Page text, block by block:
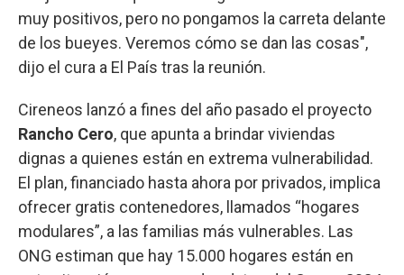
muy positivos, pero no pongamos la carreta delante
de los bueyes. Veremos cómo se dan las cosas",
dijo el cura a El País tras la reunión.
Cireneos lanzó a fines del año pasado el proyecto
Rancho Cero, que apunta a brindar viviendas
dignas a quienes están en extrema vulnerabilidad.
El plan, financiado hasta ahora por privados, implica
ofrecer gratis contenedores, llamados “hogares
modulares”, a las familias más vulnerables. Las
ONG estiman que hay 15.000 hogares están en